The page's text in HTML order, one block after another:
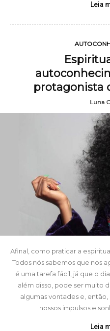
Leia
protagonista
Luna
Afinal, como praticar a
Todos nós sabemos que nos
é uma tarefa fácil, já que o
além disso, pode ser muito
algumas vontades e,
nossos impulsos e
Leia